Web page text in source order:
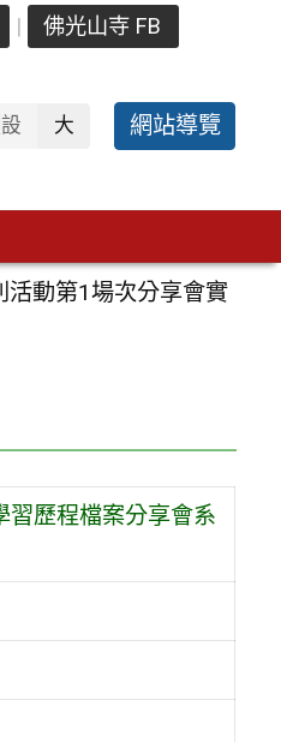
佛光山寺 FB
大 網站導覽
活動第1場次分享會實
習歷程檔案分享會系